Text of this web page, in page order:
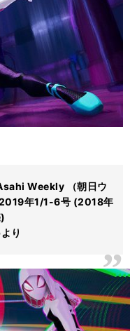
Weekly （朝日ウ
年1/1-6号 (2018年
り